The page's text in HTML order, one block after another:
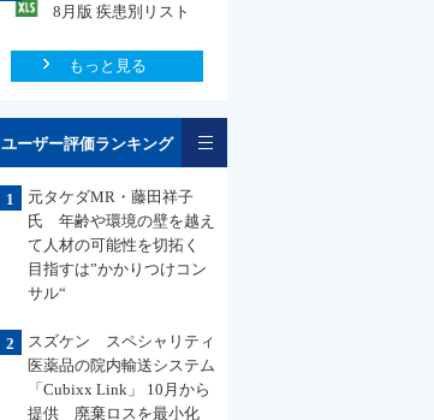
8月版 疾患別リスト
もっと見る
ユーザー評価ランキング
1
元タケダMR・藤田祥子
氏 年齢や環境の壁を越え
て人材の可能性を切拓く
目指すは”かかりつけコン
サル“
2
スズケン スペシャリティ
医薬品の院内輸送システム
「Cubixx Link」 10月から
提供 廃棄ロスを最小化